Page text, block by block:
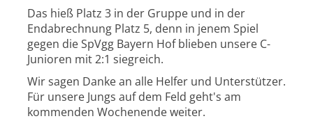
Das hieß Platz 3 in der Gruppe und in der
Endabrechnung Platz 5, denn in jenem Spiel
gegen die SpVgg Bayern Hof blieben unsere C-
Junioren mit 2:1 siegreich.
Wir sagen Danke an alle Helfer und Unterstützer.
Für unsere Jungs auf dem Feld geht's am
kommenden Wochenende weiter.